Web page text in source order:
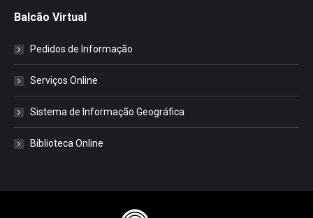
Balcão Virtual
Pedidos de Informação
Serviços Online
Sistema de Informação Geográfica
Biblioteca Online